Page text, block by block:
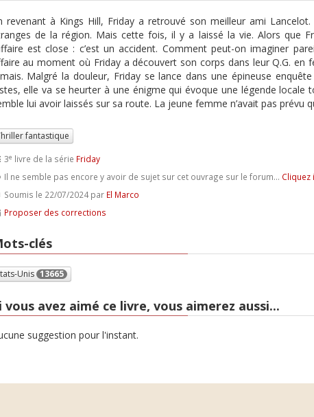
revenant à Kings Hill, Friday a retrouvé son meilleur ami
de la région. Mais cette fois, il y a laissé la vie. Alors que
est close : c’est un accident. Comment peut-on imaginer
au moment où Friday a découvert son corps dans leur Q.G.
Malgré la douleur, Friday se lance dans une épineuse
elle va se heurter à une énigme qui évoque une légende
lui avoir laissés sur sa route. La jeune femme n’avait pas prévu
fantastique
3e livre de la série Friday
Il ne semble pas encore y avoir de sujet sur cet ouvrage sur le forum... Cliquez
Soumis le 22/07/2024 par El Marco
Proposer des corrections
clés
Unis 13665
vous avez aimé ce livre, vous aimerez aussi...
suggestion pour l'instant.